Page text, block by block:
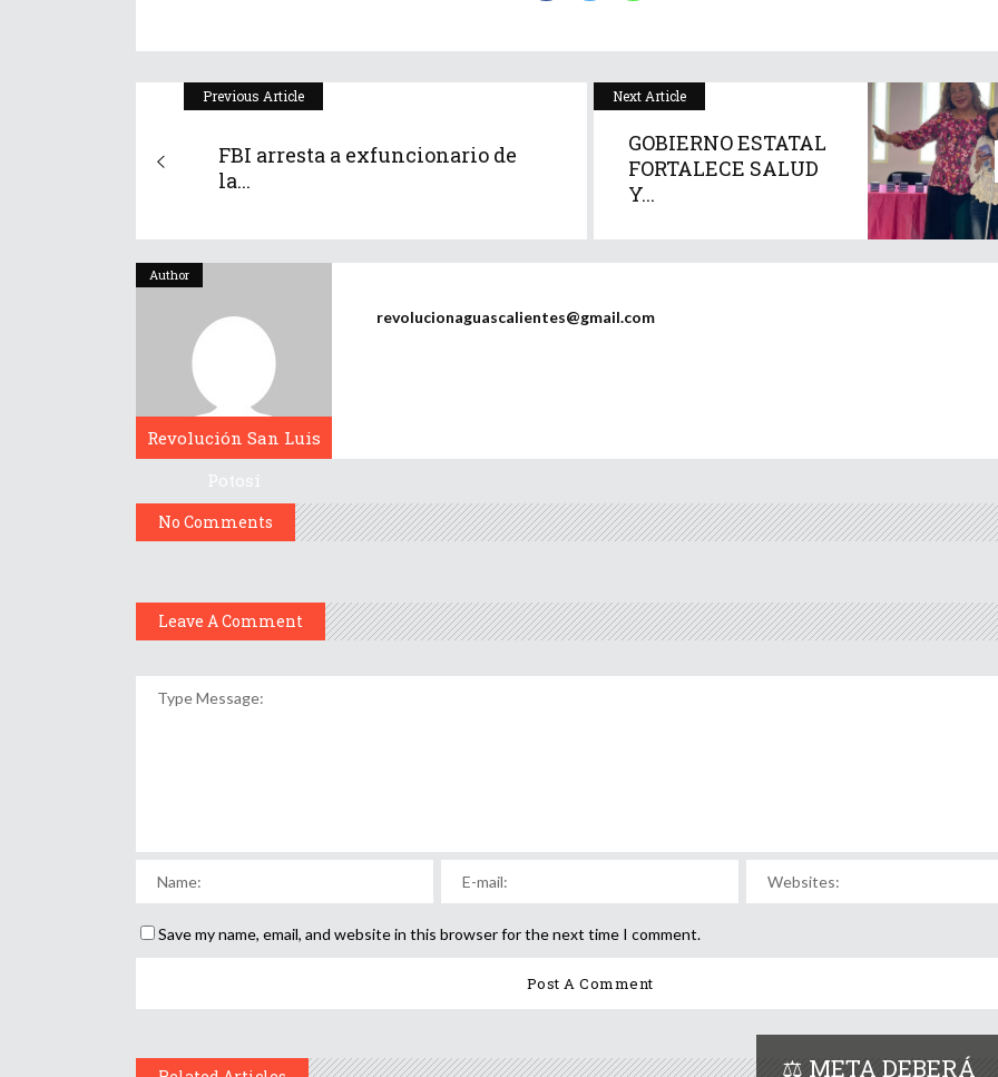
Previous Article
FBI arresta a exfuncionario de
la...
Next Article
GOBIERNO ESTATAL
FORTALECE SALUD
Y...
Author
Revolución San Luis
Potosí
revolucionaguascalientes@gmail.com
No Comments
Leave A Comment
Save my name, email, and website in this browser for the next time I comment.
⚖️ META DEBERÁ